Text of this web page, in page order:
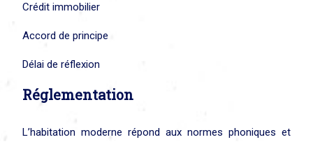
Crédit immobilier
Accord de principe
Délai de réflexion
Réglementation
L’habitation moderne répond aux normes phoniques et